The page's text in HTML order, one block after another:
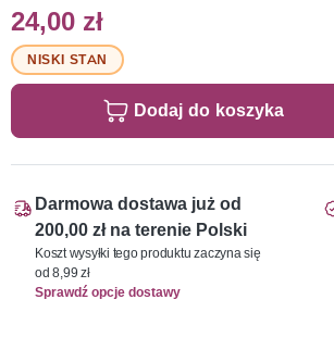
24,00 zł
NISKI STAN
Dodaj do koszyka
Darmowa dostawa już od
200,00 zł na terenie Polski
Koszt wysyłki tego produktu zaczyna się
od 8,99 zł
Sprawdź opcje dostawy